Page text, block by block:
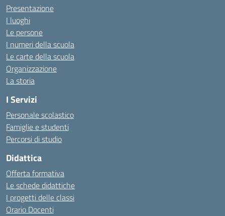
Presentazione
I luoghi
Le persone
I numeri della scuola
Le carte della scuola
Organizzazione
La storia
I Servizi
Personale scolastico
Famiglie e studenti
Percorsi di studio
Didattica
Offerta formativa
Le schede didattiche
I progetti delle classi
Orario Docenti